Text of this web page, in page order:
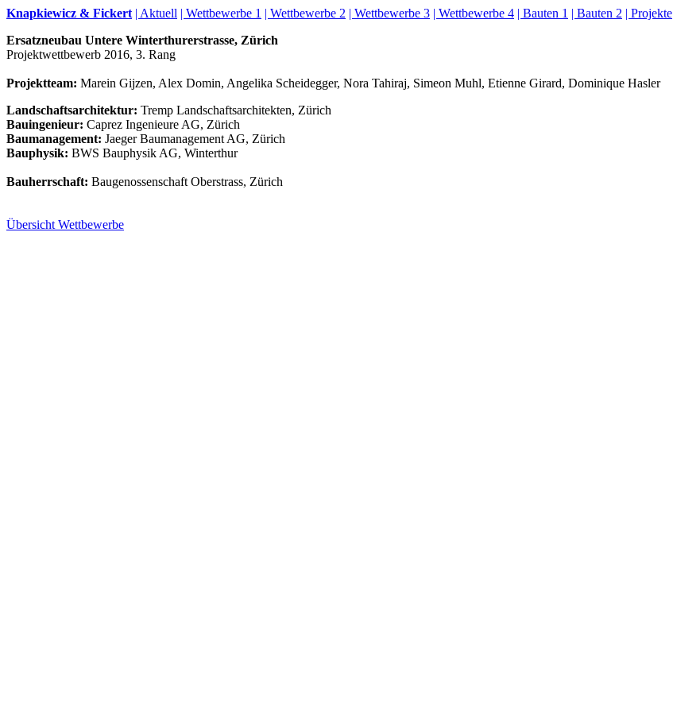
Knapkiewicz & Fickert | Aktuell | Wettbewerbe 1 | Wettbewerbe 2 | Wettbewerbe 3 | Wettbewerbe 4 | Bauten 1 | Bauten 2 | Projekte
Ersatzneubau Untere Winterthurerstrasse, Zürich
Projektwettbewerb 2016, 3. Rang
Projektteam: Marein Gijzen, Alex Domin, Angelika Scheidegger, Nora Tahiraj, Simeon Muhl, Etienne Girard, Dominique Hasler
Landschaftsarchitektur: Tremp Landschaftsarchitekten, Zürich
Bauingenieur: Caprez Ingenieure AG, Zürich
Baumanagement: Jaeger Baumanagement AG, Zürich
Bauphysik: BWS Bauphysik AG, Winterthur
Bauherrschaft: Baugenossenschaft Oberstrass, Zürich
Übersicht Wettbewerbe